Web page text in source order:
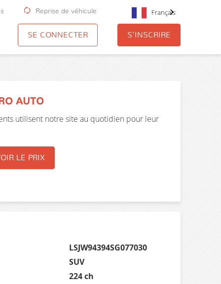
Reprise de véhicule Français
SE CONNECTER S'INSCRIRE
AUTO
utilisent notre site au quotidien pour leur
LE PRIX
LSJW94394SG077030
SUV
224 ch